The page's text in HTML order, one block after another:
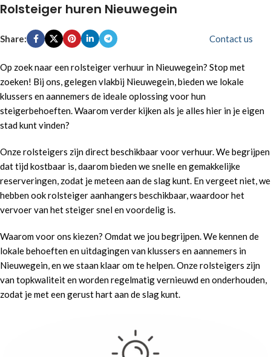
Rolsteiger huren Nieuwegein
Share: Contact us
Op zoek naar een rolsteiger verhuur in Nieuwegein? Stop met
zoeken! Bij ons, gelegen vlakbij Nieuwegein, bieden we lokale
klussers en aannemers de ideale oplossing voor hun
steigerbehoeften. Waarom verder kijken als je alles hier in je eigen
stad kunt vinden?
Onze rolsteigers zijn direct beschikbaar voor verhuur. We begrijpen
dat tijd kostbaar is, daarom bieden we snelle en gemakkelijke
reserveringen, zodat je meteen aan de slag kunt. En vergeet niet, we
hebben ook rolsteiger aanhangers beschikbaar, waardoor het
vervoer van het steiger snel en voordelig is.
Waarom voor ons kiezen? Omdat we jou begrijpen. We kennen de
lokale behoeften en uitdagingen van klussers en aannemers in
Nieuwegein, en we staan klaar om te helpen. Onze rolsteigers zijn
van topkwaliteit en worden regelmatig vernieuwd en onderhouden,
zodat je met een gerust hart aan de slag kunt.